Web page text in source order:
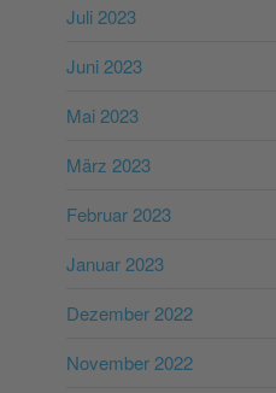
Juli 2023
Juni 2023
Mai 2023
März 2023
Februar 2023
Januar 2023
Dezember 2022
November 2022